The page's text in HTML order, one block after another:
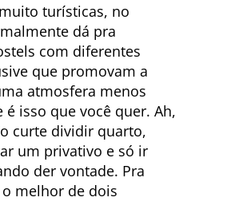
turísticas, no
dá pra
com diferentes
que promovam a
atmosfera menos
é isso que você quer. Ah,
curte dividir quarto,
um privativo e só ir
der vontade. Pra
melhor de dois